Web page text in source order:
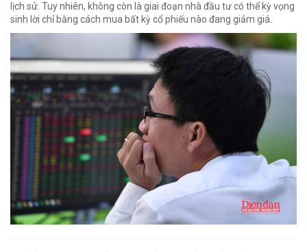
lịch sử. Tuy nhiên, không còn là giai đoạn nhà đầu tư có thể kỳ vọng
sinh lời chỉ bằng cách mua bất kỳ cổ phiếu nào đang giảm giá.